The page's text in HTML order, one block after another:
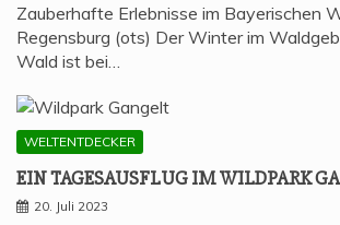
Zauberhafte Erlebnisse im Bayerischen
Regensburg (ots) Der Winter im
Wald ist bei…
WELTENTDECKER
EIN TAGES­AUS­FLUG IM WILD­PARK
20. Juli 2023